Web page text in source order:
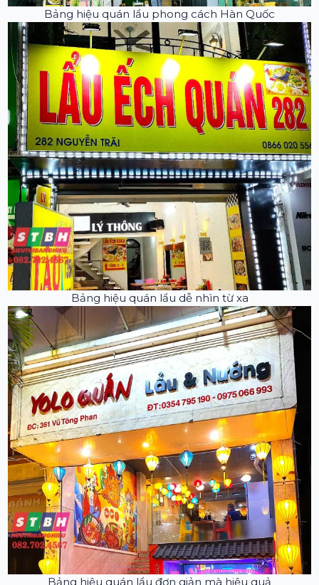
Bảng hiệu quán lẩu phong cách Hàn Quốc
Bảng hiệu quán lẩu dễ nhìn từ xa
Bảng hiệu quán lẩu đơn giản mà hiệu quả